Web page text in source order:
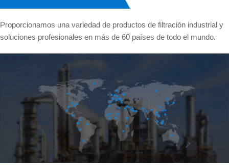
Proporcionamos una variedad de productos de filtración industrial y
soluciones profesionales en más de 60 países de todo el mundo.